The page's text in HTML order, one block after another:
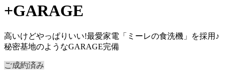
+GARAGE
高いけどやっぱりいい!最愛家電「ミーレの食洗機」を採用♪
秘密基地のようなGARAGE完備
ご成約済み